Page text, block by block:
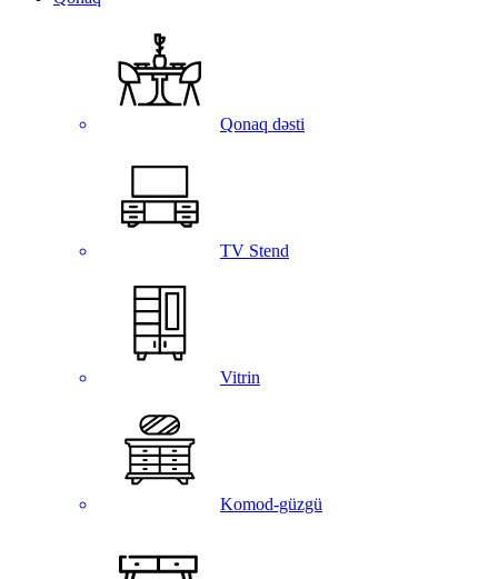
Qonaq dəsti
TV Stend
Vitrin
Komod-güzgü